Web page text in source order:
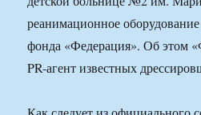
реанимационное
фонда «Федерация». Об этом
PR-агент известных